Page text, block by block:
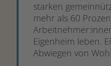
starken
mehr als 60
Eigenheim leben.
Abwiegen von